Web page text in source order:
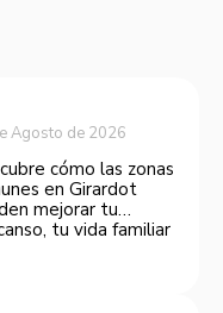
Agosto de 2026
cómo las zonas
en Girardot
mejorar tu
tu vida familiar